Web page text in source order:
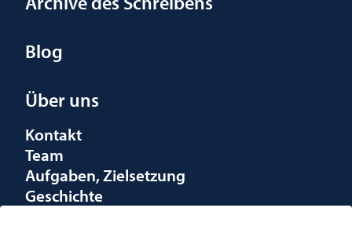
Blog
Über uns
Kontakt
Team
Aufgaben, Zielsetzung
Geschichte